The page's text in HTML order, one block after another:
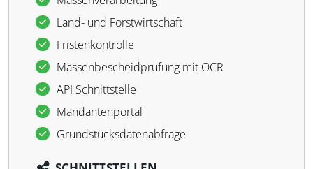
Land- und Forstwirtschaft
Fristenkontrolle
Massenbescheidprüfung mit OCR
API Schnittstelle
Mandantenportal
Grundstücksdatenabfrage